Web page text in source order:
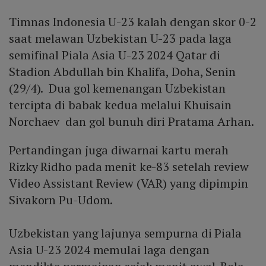
Timnas Indonesia U-23 kalah dengan skor 0-2
saat melawan Uzbekistan U-23 pada laga
semifinal Piala Asia U-23 2024 Qatar di
Stadion Abdullah bin Khalifa, Doha, Senin
(29/4). Dua gol kemenangan Uzbekistan
tercipta di babak kedua melalui Khuisain
Norchaev dan gol bunuh diri Pratama Arhan.
Pertandingan juga diwarnai kartu merah
Rizky Ridho pada menit ke-83 setelah review
Video Assistant Review (VAR) yang dipimpin
Sivakorn Pu-Udom.
Uzbekistan yang lajunya sempurna di Piala
Asia U-23 2024 memulai laga dengan